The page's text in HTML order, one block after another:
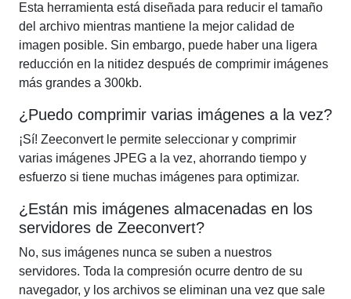
Esta herramienta está diseñada para reducir el tamaño
del archivo mientras mantiene la mejor calidad de
imagen posible. Sin embargo, puede haber una ligera
reducción en la nitidez después de comprimir imágenes
más grandes a 300kb.
¿Puedo comprimir varias imágenes a la vez?
¡Sí! Zeeconvert le permite seleccionar y comprimir
varias imágenes JPEG a la vez, ahorrando tiempo y
esfuerzo si tiene muchas imágenes para optimizar.
¿Están mis imágenes almacenadas en los
servidores de Zeeconvert?
No, sus imágenes nunca se suben a nuestros
servidores. Toda la compresión ocurre dentro de su
navegador, y los archivos se eliminan una vez que sale